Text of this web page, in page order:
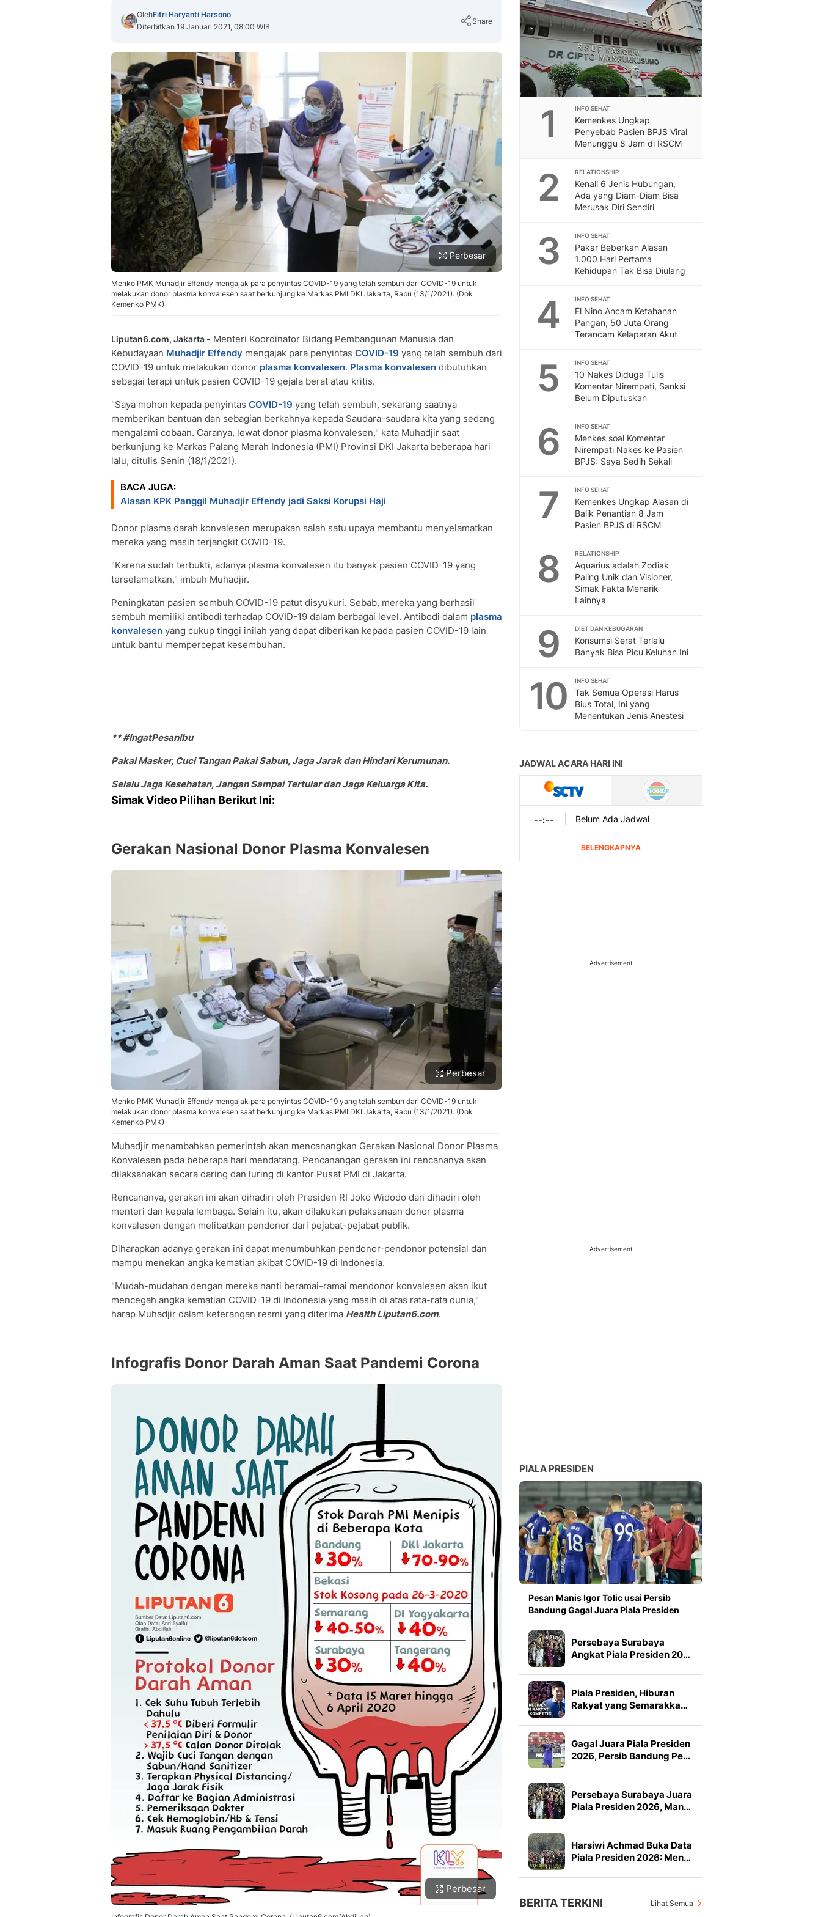
OlehFitri Haryanti Harsono
Diterbitkan 19 Januari 2021, 08:00 WIB
Share
Copy Link
Perbesar
Menko PMK Muhadjir Effendy mengajak para penyintas COVID-19 yang telah sembuh dari COVID-19 untuk
melakukan donor plasma konvalesen saat berkunjung ke Markas PMI DKI Jakarta, Rabu (13/1/2021). (Dok
Kemenko PMK)
Liputan6.com, Jakarta - Menteri Koordinator Bidang Pembangunan Manusia dan
Kebudayaan Muhadjir Effendy mengajak para penyintas COVID-19 yang telah sembuh dari
COVID-19 untuk melakukan donor plasma konvalesen. Plasma konvalesen dibutuhkan
sebagai terapi untuk pasien COVID-19 gejala berat atau kritis.
"Saya mohon kepada penyintas COVID-19 yang telah sembuh, sekarang saatnya
memberikan bantuan dan sebagian berkahnya kepada Saudara-saudara kita yang sedang
mengalami cobaan. Caranya, lewat donor plasma konvalesen," kata Muhadjir saat
berkunjung ke Markas Palang Merah Indonesia (PMI) Provinsi DKI Jakarta beberapa hari
lalu, ditulis Senin (18/1/2021).
BACA JUGA:
Alasan KPK Panggil Muhadjir Effendy jadi Saksi Korupsi Haji
Donor plasma darah konvalesen merupakan salah satu upaya membantu menyelamatkan
mereka yang masih terjangkit COVID-19.
"Karena sudah terbukti, adanya plasma konvalesen itu banyak pasien COVID-19 yang
terselamatkan," imbuh Muhadjir.
Peningkatan pasien sembuh COVID-19 patut disyukuri. Sebab, mereka yang berhasil
sembuh memiliki antibodi terhadap COVID-19 dalam berbagai level. Antibodi dalam plasma
konvalesen yang cukup tinggi inilah yang dapat diberikan kepada pasien COVID-19 lain
untuk bantu mempercepat kesembuhan.
** #IngatPesanIbu
Pakai Masker, Cuci Tangan Pakai Sabun, Jaga Jarak dan Hindari Kerumunan.
Selalu Jaga Kesehatan, Jangan Sampai Tertular dan Jaga Keluarga Kita.
Simak Video Pilihan Berikut Ini:
Gerakan Nasional Donor Plasma Konvalesen
Perbesar
Menko PMK Muhadjir Effendy mengajak para penyintas COVID-19 yang telah sembuh dari COVID-19 untuk
melakukan donor plasma konvalesen saat berkunjung ke Markas PMI DKI Jakarta, Rabu (13/1/2021). (Dok
Kemenko PMK)
Muhadjir menambahkan pemerintah akan mencanangkan Gerakan Nasional Donor Plasma
Konvalesen pada beberapa hari mendatang. Pencanangan gerakan ini rencananya akan
dilaksanakan secara daring dan luring di kantor Pusat PMI di Jakarta.
Rencananya, gerakan ini akan dihadiri oleh Presiden RI Joko Widodo dan dihadiri oleh
menteri dan kepala lembaga. Selain itu, akan dilakukan pelaksanaan donor plasma
konvalesen dengan melibatkan pendonor dari pejabat-pejabat publik.
Diharapkan adanya gerakan ini dapat menumbuhkan pendonor-pendonor potensial dan
mampu menekan angka kematian akibat COVID-19 di Indonesia.
"Mudah-mudahan dengan mereka nanti beramai-ramai mendonor konvalesen akan ikut
mencegah angka kematian COVID-19 di Indonesia yang masih di atas rata-rata dunia,"
harap Muhadjir dalam keterangan resmi yang diterima Health Liputan6.com.
Infografis Donor Darah Aman Saat Pandemi Corona
Perbesar
1 INFO SEHAT
Kemenkes Ungkap
Penyebab Pasien BPJS Viral
Menunggu 8 Jam di RSCM
2 RELATIONSHIP
Kenali 6 Jenis Hubungan,
Ada yang Diam-Diam Bisa
Merusak Diri Sendiri
3 INFO SEHAT
Pakar Beberkan Alasan
1.000 Hari Pertama
Kehidupan Tak Bisa Diulang
4 INFO SEHAT
El Nino Ancam Ketahanan
Pangan, 50 Juta Orang
Terancam Kelaparan Akut
5 INFO SEHAT
10 Nakes Diduga Tulis
Komentar Nirempati, Sanksi
Belum Diputuskan
6 INFO SEHAT
Menkes soal Komentar
Nirempati Nakes ke Pasien
BPJS: Saya Sedih Sekali
7 INFO SEHAT
Kemenkes Ungkap Alasan di
Balik Penantian 8 Jam
Pasien BPJS di RSCM
8 RELATIONSHIP
Aquarius adalah Zodiak
Paling Unik dan Visioner,
Simak Fakta Menarik
Lainnya
9 DIET DAN KEBUGARAN
Konsumsi Serat Terlalu
Banyak Bisa Picu Keluhan Ini
10 INFO SEHAT
Tak Semua Operasi Harus
Bius Total, Ini yang
Menentukan Jenis Anestesi
Advertisement
Advertisement
PIALA PRESIDEN
Pesan Manis Igor Tolic usai Persib
Bandung Gagal Juara Piala Presiden
Persebaya Surabaya
Angkat Piala Presiden 20…
Piala Presiden, Hiburan
Rakyat yang Semarakka…
Gagal Juara Piala Presiden
2026, Persib Bandung Pe…
Persebaya Surabaya Juara
Piala Presiden 2026, Man…
Harsiwi Achmad Buka Data
Piala Presiden 2026: Men…
BERITA TERKINI Lihat Semua